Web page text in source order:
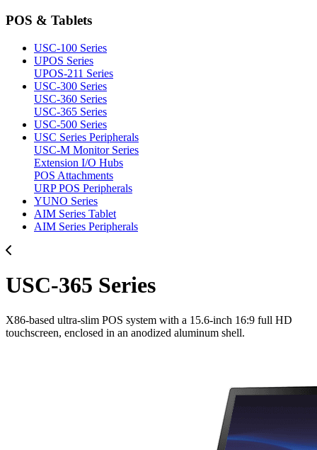
POS & Tablets
USC-100 Series
UPOS Series
UPOS-211 Series
USC-300 Series
USC-360 Series
USC-365 Series
USC-500 Series
USC Series Peripherals
USC-M Monitor Series
Extension I/O Hubs
POS Attachments
URP POS Peripherals
YUNO Series
AIM Series Tablet
AIM Series Peripherals
USC-365 Series
X86-based ultra-slim POS system with a 15.6-inch 16:9 full HD
touchscreen, enclosed in an anodized aluminum shell.